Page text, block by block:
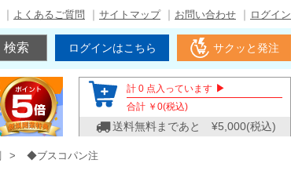
よくあるご質問 サイトマップ お問い合わせ ログイン
ログインはこちら サクッと発注
計 0 点入っています ▶
合計 ￥ 0(税込)
送料無料まであと ¥5,000(税込)
◆ブスコパン注